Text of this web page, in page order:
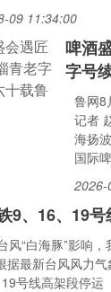
09 11:34:00
啤酒
字号
鲁网8
记者
海扬
国际
2026-
9、16、19
风“白海豚”影响
据最新台风风力
号线高架段停运